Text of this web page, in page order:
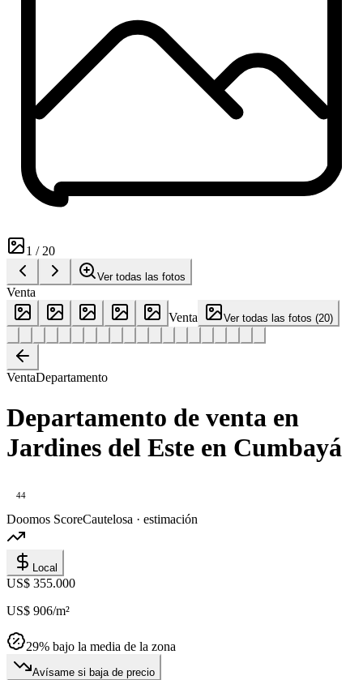
1 /20
Ver todas las fotos
Venta
Venta
Ver todas las fotos (20)
VentaDepartamento
Departamento de venta en
Jardines del Este en Cumbayá
44
Doomos ScoreCautelosa · estimación
Local
US$ 355.000
US$ 906/m²
29% bajo la media de la zona
Avísame si baja de precio